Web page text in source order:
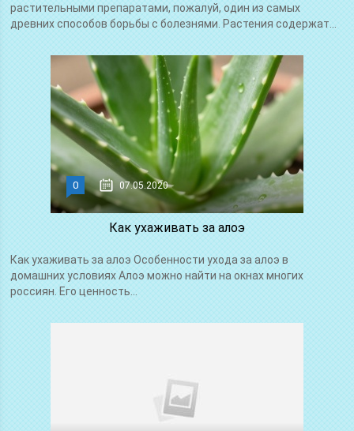
растительными препаратами, пожалуй, один из самых
древних способов борьбы с болезнями. Растения содержат...
0 07.05.2020
Как ухаживать за алоэ
Как ухаживать за алоэ Особенности ухода за алоэ в
домашних условиях Алоэ можно найти на окнах многих
россиян. Его ценность...